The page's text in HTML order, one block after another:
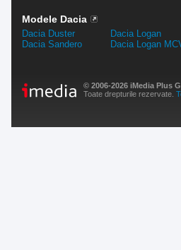
Modele Dacia
Dacia Duster
Dacia Sandero
Dacia Logan
Dacia Logan
© 2006-2026 iMedia Plus
Toate drepturile rezervate.